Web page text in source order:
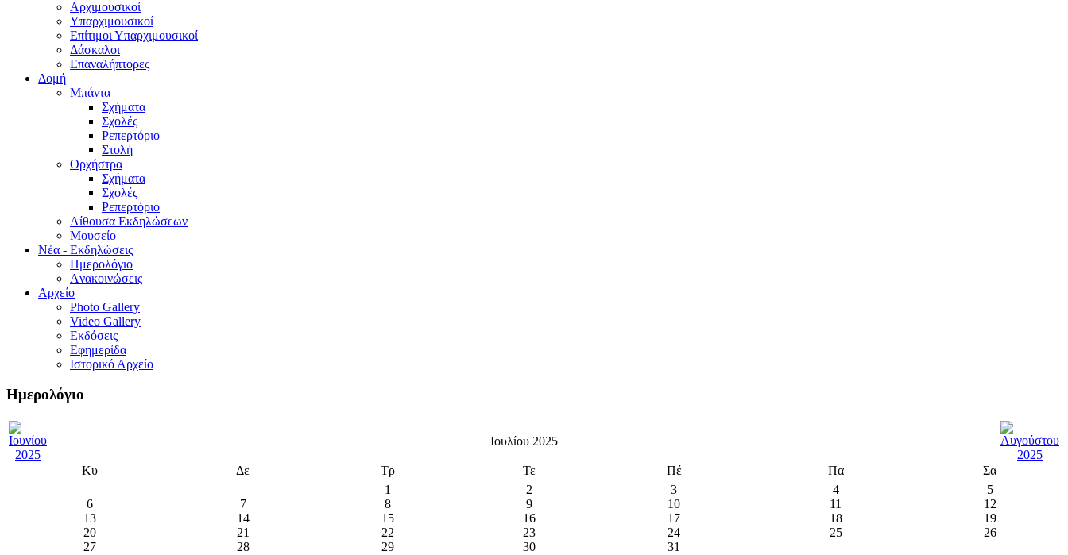
Aρχιμουσικοί
Υπαρχιμουσικοί
Επίτιμοι Υπαρχιμουσικοί
Δάσκαλοι
Επαναλήπτορες
Δομή
Μπάντα
Σχήματα
Σχολές
Ρεπερτόριο
Στολή
Ορχήστρα
Σχήματα
Σχολές
Ρεπερτόριο
Aίθουσα Εκδηλώσεων
Μουσείο
Νέα - Εκδηλώσεις
Ημερολόγιο
Aνακοινώσεις
Αρχείο
Photo Gallery
Video Gallery
Εκδόσεις
Εφημερίδα
Ιστορικό Αρχείο
Ημερολόγιο
Ιουλίου 2025
Κυ Δε Τρ Τε Πέ Πα
Σα
1
2 3 4
5
6
7 8 9 10 11
12
13
14 15 16 17 18
19
20
21 22 23 24 25
26
27
28 29 30 31